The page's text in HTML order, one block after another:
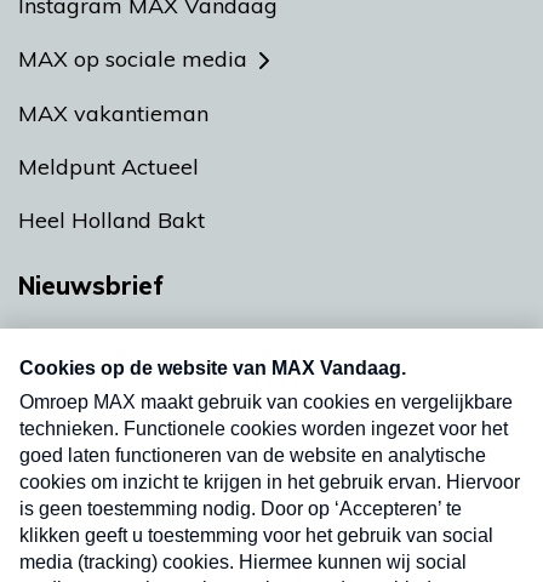
MAX op sociale media
MAX vakantieman
Meldpunt Actueel
Heel Holland Bakt
Nieuwsbrief
nieuwsbrief. Elke vrijdag- en dinsdagochtend in
uw mailbox.
Verzend